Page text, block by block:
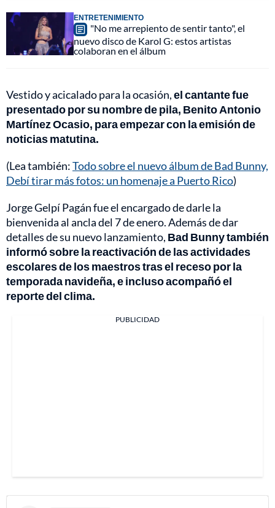
ENTRETENIMIENTO
"No me arrepiento de sentir tanto", el
nuevo disco de Karol G: estos artistas
colaboran en el álbum
Vestido y acicalado para la ocasión,el cantante fue
presentado por su nombre de pila, Benito Antonio
Martínez Ocasio, para empezar con la emisión de
noticias matutina.
(Lea también:Todo sobre el nuevo álbum de Bad Bunny,
Debí tirar más fotos: un homenaje a Puerto Rico)
Jorge Gelpí Pagán fue el encargado de darle la
bienvenida al ancla del 7 de enero. Además de dar
detalles de su nuevo lanzamiento, Bad Bunny también
informó sobre la reactivación de las actividades
escolares de los maestros tras el receso por la
temporada navideña, e incluso acompañó el
reporte del clima.
PUBLICIDAD